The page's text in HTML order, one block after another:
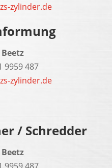
zylinder.de
9959 487
zylinder.de
/ Schredder